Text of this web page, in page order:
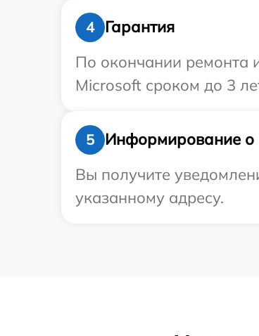
4
Гарантия
По окончании ремонта
Microsoft сроком до 3
5
Информирование о
Вы получите
указанному адресу.